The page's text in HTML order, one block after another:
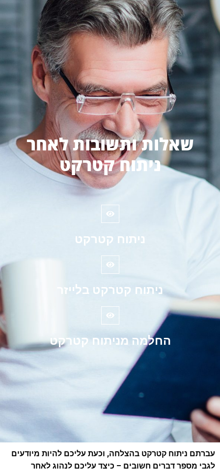
שאלות ותשובות לאחר
ניתוח קטרקט
ניתוח קטרקט
ניתוח קטרקט בלייזר
החלמה מניתוח קטרקט
עברתם ניתוח קטרקט בהצלחה, וכעת עליכם להיות מיודעים
לגבי מספר דברים חשובים – כיצד עליכם לנהוג לאחר